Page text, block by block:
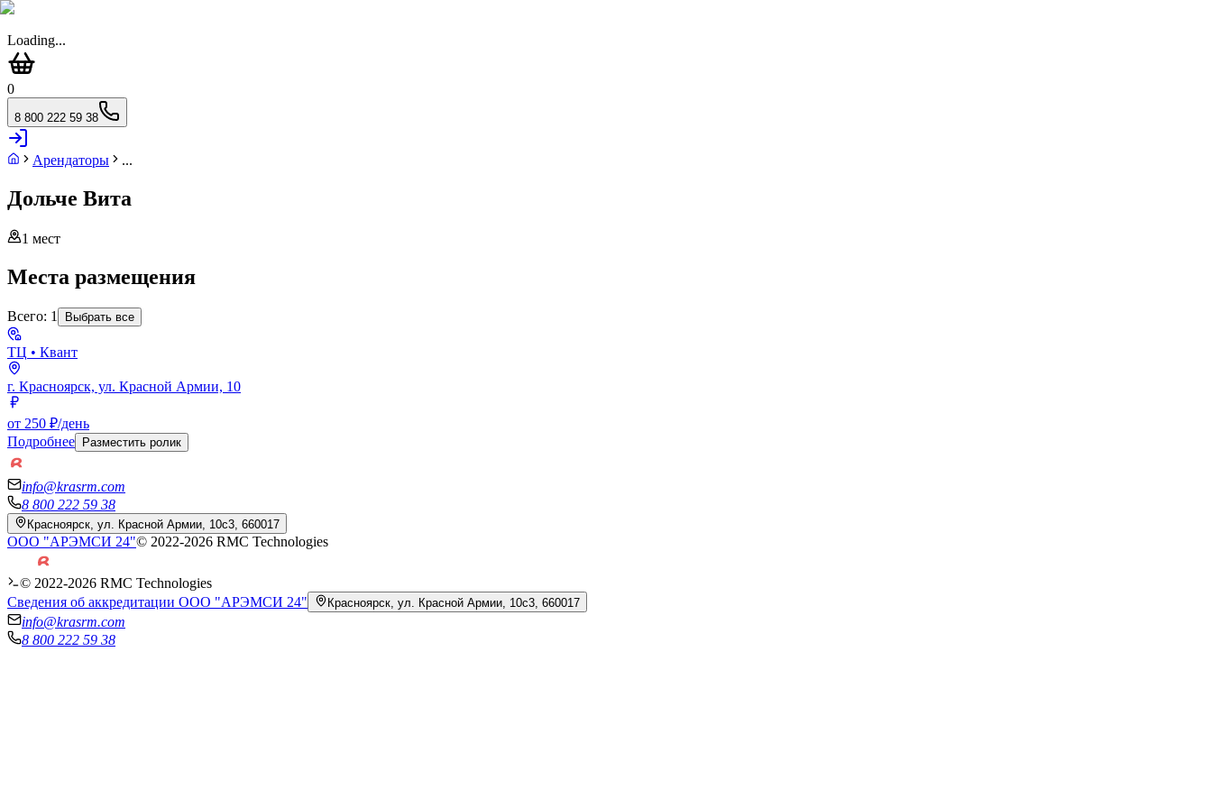
Loading...
0
8 800 222 59 38
Арендаторы ...
Дольче Вита
1 мест
Места размещения
Всего: 1 Выбрать все
ТЦ • Квант
г. Красноярск, ул. Красной Армии, 10
от 250 ₽/день
Подробнее Разместить ролик
info@krasrm.com
8 800 222 59 38
Красноярск, ул. Красной Армии, 10с3, 660017
ООО "АРЭМСИ 24"© 2022-2026 RMC Technologies
© 2022-2026 RMC Technologies
Сведения об аккредитации ООО "АРЭМСИ 24"
Красноярск, ул. Красной Армии, 10с3, 660017
info@krasrm.com
8 800 222 59 38